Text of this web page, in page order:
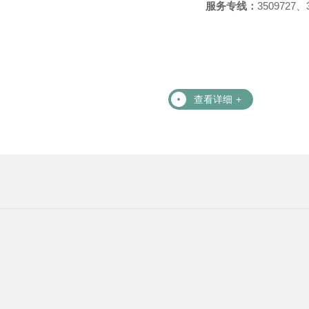
服务专线： 3509727
查看详细 +